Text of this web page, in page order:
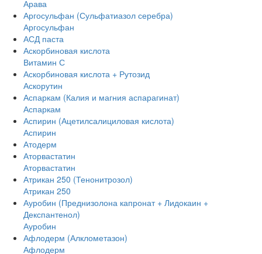
Арава
Аргосульфан (Сульфатиазол серебра)
Аргосульфан
АСД паста
Аскорбиновая кислота
Витамин С
Аскорбиновая кислота + Рутозид
Аскорутин
Аспаркам (Калия и магния аспарагинат)
Аспаркам
Аспирин (Ацетилсалициловая кислота)
Аспирин
Атодерм
Аторвастатин
Аторвастатин
Атрикан 250 (Тенонитрозол)
Атрикан 250
Ауробин (Преднизолона капронат + Лидокаин +
Декспантенол)
Ауробин
Афлодерм (Алклометазон)
Афлодерм